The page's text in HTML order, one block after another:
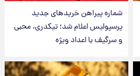
شماره پیراهن خریدهای جدید
پرسپولیس اعلام شد؛ تیکدری، محبی
و سرگیف با اعداد ویژه